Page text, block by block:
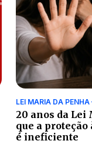
LEI MARIA DA
20 anos da Lei
que a
é ineficiente